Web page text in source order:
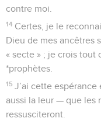
contre moi.
14 Certes, je le
Dieu de mes ancêtres
« secte » ; je crois tout
*prophètes.
15 J’ai cette
aussi la leur — que les
ressusciteront.